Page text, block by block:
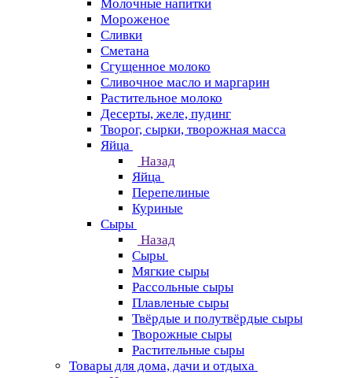
Молочные напитки
Мороженое
Сливки
Сметана
Сгущенное молоко
Сливочное масло и маргарин
Растительное молоко
Десерты, желе, пудинг
Творог, сырки, творожная масса
Яйца
Назад
Яйца
Перепелиные
Куриные
Сыры
Назад
Сыры
Мягкие сыры
Рассольные сыры
Плавленые сыры
Твёрдые и полутвёрдые сыры
Творожные сыры
Растительные сыры
Товары для дома, дачи и отдыха